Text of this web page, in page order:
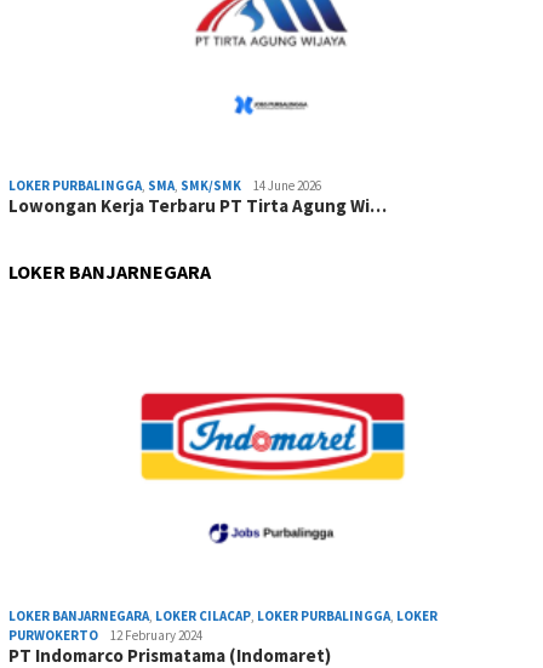
LOKER PURBALINGGA, SMA, SMK/SMK 14 June 2026
Lowongan Kerja Terbaru PT Tirta Agung Wi…
LOKER BANJARNEGARA
LOKER BANJARNEGARA LOKER CILACAP LOKER PURBALINGGA LOKER
PURWOKERTO
12 February 2024
PT Indomarco Prismatama (Indomaret)